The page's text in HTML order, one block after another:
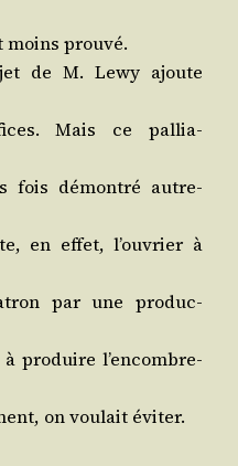
moins prouvé.
de M. Lewy ajoute
Mais ce pal­lia­
fois démon­tré autre­
en effet, l’ou­vrier à
par une pro­duc­
pro­duire l’en­com­bre­
on vou­lait éviter.